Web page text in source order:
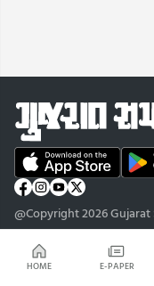
HOME E-PAPER
@Copyright 2026 Gujarat